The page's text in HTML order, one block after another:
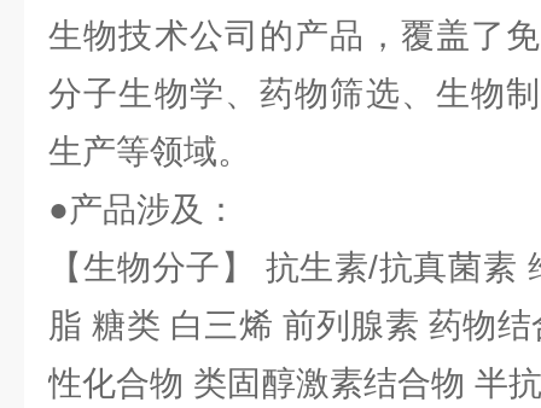
生物技术公司的产品，覆盖了
分子生物学、药物筛选、生物
生产等领域。
●产品涉及：
【生物分子】 抗生素/抗真菌素
脂 糖类 白三烯 前列腺素 药物
性化合物 类固醇激素结合物 半